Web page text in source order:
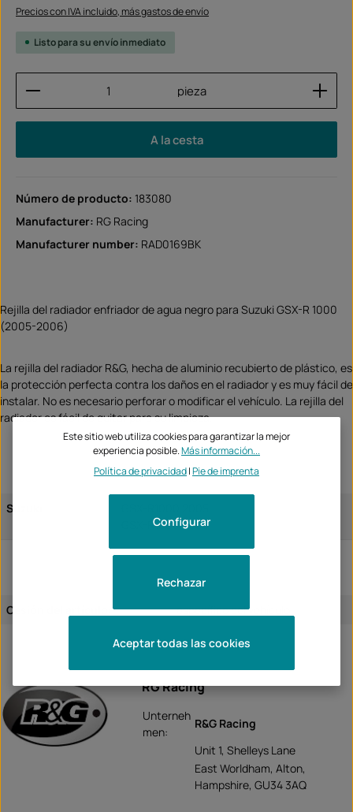
Precios con IVA incluido, más gastos de envío
Listo para su envío inmediato
Cantidad del producto: introduce la cantidad
pieza
A la cesta
Número de producto: 183080
Manufacturer: RG Racing
Manufacturer number: RAD0169BK
Rejilla del radiador enfriador de agua negro para Suzuki GSX-R 1000
(2005-2006)
La rejilla del radiador R&G, hecha de aluminio recubierto de plástico, es
la protección perfecta contra los daños en el radiador y es muy fácil de
instalar. No es necesario perforar o modificar el vehículo. La rejilla del
radiador es fácil de quitar para su limpieza.
Suzuki
GSX-R1000 2006
Cesión del artículo: específico del vehículo
RG Racing
Unterneh
men:
R&G Racing
Unit 1, Shelleys Lane
East Worldham, Alton,
Hampshire, GU34 3AQ
Este sitio web utiliza cookies para garantizar la mejor
experiencia posible.Más información...
Política de privacidad|Pie de imprenta
Rechazar
Configurar
Aceptar todas las cookies